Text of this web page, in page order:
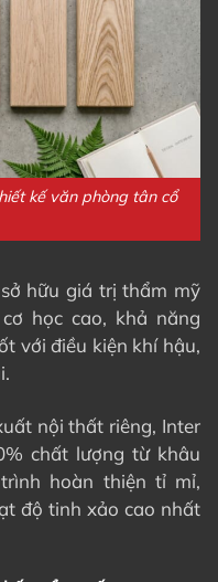
kế văn phòng tân cổ
hữu giá trị thẩm mỹ
học cao, khả năng
với điều kiện khí hậu,
nội thất riêng, Inter
chất lượng từ khâu
hoàn thiện tỉ mỉ,
độ tinh xảo cao nhất